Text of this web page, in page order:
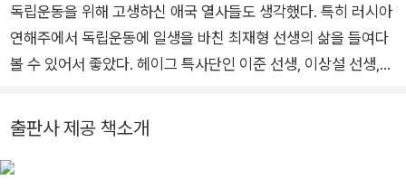
독립운동을 위해 고생하신 애국 열사들도 생각했다. 특히 러시아
연해주에서 독립운동에 일생을 바친 최재형 선생의 삶을 들여다
볼 수 있어서 좋았다. 헤이그 특사단인 이준 선생, 이상설 선생,
림을 줬다.
2025년 올해는 광복 80주년이 되는 해이다. 알려지지 않은 많은
애국 열사 덕분에 지금 우리는 대한민국 국민으로서 당당하게 살
출판사 제공 책소개